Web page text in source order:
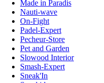
Made in Paradis
Nauti-wave
On-Fight
Padel-Expert
Pecheur-Store
Pet and Garden
Slowood Interior
Smash-Expert
Sneak'In